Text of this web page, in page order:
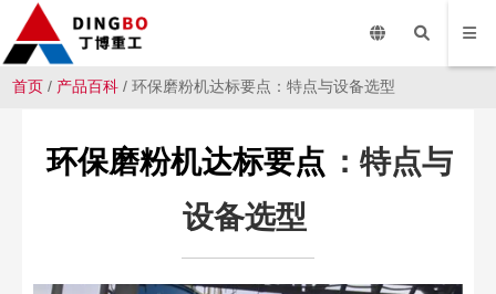
首页 / 产品百科 / 环保磨粉机达标要点：特点与设备选型
环保磨粉机达标要点 ：特点与
设备选型